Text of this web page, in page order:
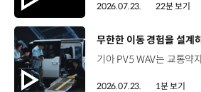
2026.07.23. 22분 보기
[동영상]
2026.07.23. 1분 보기